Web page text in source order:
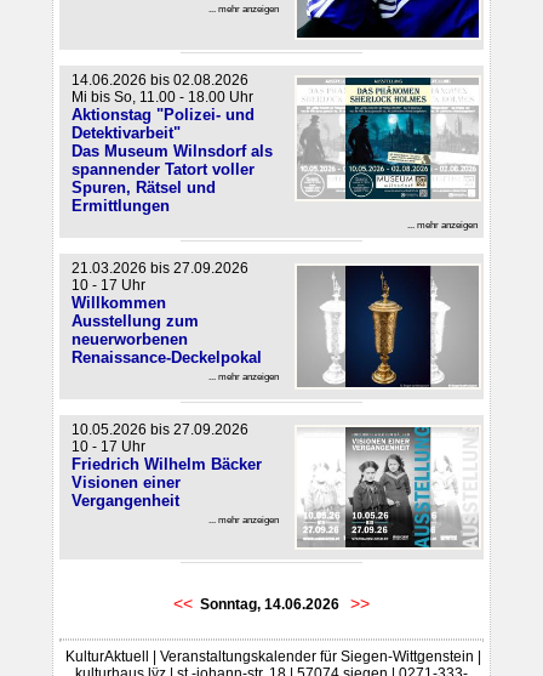
... mehr anzeigen
14.06.2026 bis 02.08.2026
Mi bis So, 11.00 - 18.00 Uhr
Aktionstag "Polizei- und
Detektivarbeit"
Das Museum Wilnsdorf als
spannender Tatort voller
Spuren, Rätsel und
Ermittlungen
... mehr anzeigen
21.03.2026 bis 27.09.2026
10 - 17 Uhr
Willkommen
Ausstellung zum
neuerworbenen
Renaissance-Deckelpokal
... mehr anzeigen
10.05.2026 bis 27.09.2026
10 - 17 Uhr
Friedrich Wilhelm Bäcker
Visionen einer
Vergangenheit
... mehr anzeigen
<< Sonntag, 14.06.2026 >>
KulturAktuell | Veranstaltungskalender für Siegen-Wittgenstein |